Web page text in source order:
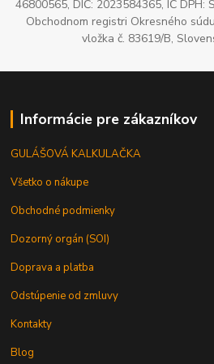
46800565, DIČ: 2023584365, IČ DPH:
Obchodnom registri Okresného
vložka č. 83619/B,
Informácie pre zákazníkov
GULÁŠOVÁ KALKULAČKA
Všetko o nákupe
Obchodné podmienky
Dozorný orgán (SOI)
Doprava a platba
Odstúpenie od zmluvy
Kontakty
Blog